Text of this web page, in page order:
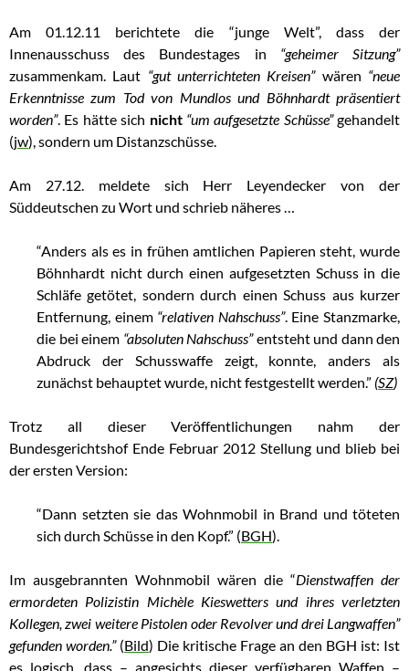
Am 01.12.11 berichtete die “junge Welt”, dass der
Innenausschuss des Bundestages in “geheimer Sitzung”
zusammenkam. Laut “gut unterrichteten Kreisen”wären “neue
Erkenntnisse zum Tod von Mundlos und Böhnhardt präsentiert
worden”. Es hätte sich nicht “um aufgesetzte Schüsse”gehandelt
(jw), sondern um Distanzschüsse.
Am 27.12. meldete sich Herr Leyendecker von der
Süddeutschen zu Wort und schrieb näheres …
“Anders als es in frühen amtlichen Papieren steht, wurde
Böhnhardt nicht durch einen aufgesetzten Schuss in die
Schläfe getötet, sondern durch einen Schuss aus kurzer
Entfernung, einem“relativen Nahschuss”. Eine Stanzmarke,
die bei einem “absoluten Nahschuss”entsteht und dann den
Abdruck der Schusswaffe zeigt, konnte, anders als
zunächst behauptet wurde, nicht festgestellt werden.” (SZ)
Trotz all dieser Veröffentlichungen nahm der
Bundesgerichtshof Ende Februar 2012 Stellung und blieb bei
der ersten Version:
“Dann setzten sie das Wohnmobil in Brand und töteten
sich durch Schüsse in den Kopf.” (BGH).
Im ausgebrannten Wohnmobil wären die “Dienstwaffen der
ermordeten Polizistin Michèle Kieswetters und ihres verletzten
Kollegen, zwei weitere Pistolen oder Revolver und drei Langwaffen”
gefunden worden.”(Bild) Die kritische Frage an den BGH ist: Ist
es logisch, dass – angesichts dieser verfügbaren Waffen –